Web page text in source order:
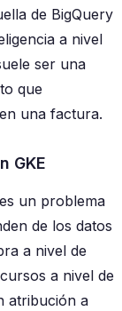
de BigQuery
a nivel
ser una
que
una factura.
GKE
un problema
de los datos
a nivel de
a nivel de
atribución a